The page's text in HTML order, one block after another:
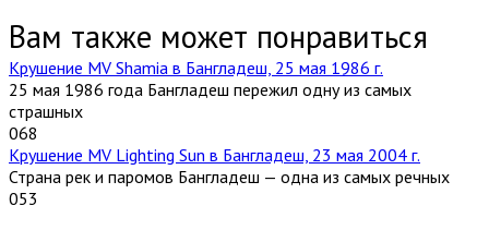
Вам также может понравиться
Крушение MV Shamia в Бангладеш, 25 мая 1986 г.
25 мая 1986 года Бангладеш пережил одну из самых
страшных
068
Крушение MV Lighting Sun в Бангладеш, 23 мая 2004 г.
Страна рек и паромов Бангладеш — одна из самых речных
053